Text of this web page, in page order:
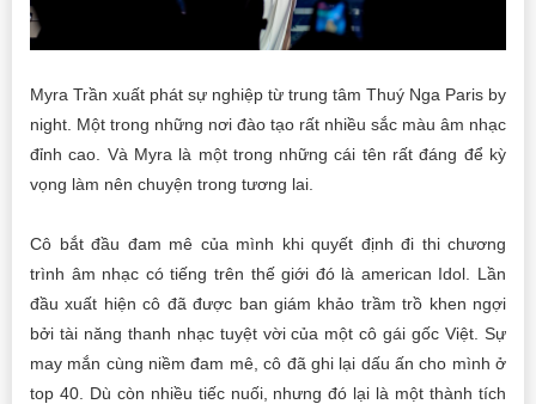
Myra Trần xuất phát sự nghiệp từ trung tâm Thuý Nga Paris by
night. Một trong những nơi đào tạo rất nhiều sắc màu âm nhạc
đỉnh cao. Và Myra là một trong những cái tên rất đáng để kỳ
vọng làm nên chuyện trong tương lai.
Cô bắt đầu đam mê của mình khi quyết định đi thi chương
trình âm nhạc có tiếng trên thế giới đó là american Idol. Lần
đầu xuất hiện cô đã được ban giám khảo trầm trồ khen ngợi
bởi tài năng thanh nhạc tuyệt vời của một cô gái gốc Việt. Sự
may mắn cùng niềm đam mê, cô đã ghi lại dấu ấn cho mình ở
top 40. Dù còn nhiều tiếc nuối, nhưng đó lại là một thành tích